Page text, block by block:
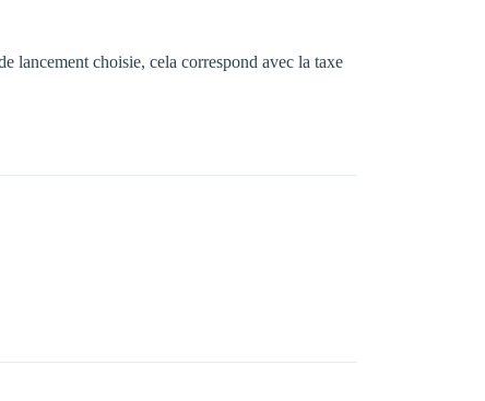
lancement choisie, cela correspond avec la taxe